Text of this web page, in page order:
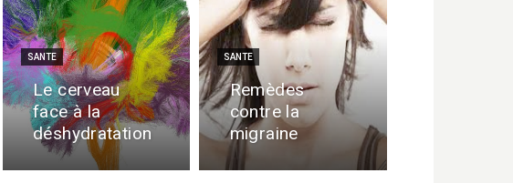
SANTE
Le cerveau
face à la
déshydratation
SANTE
Remèdes
contre la
migraine